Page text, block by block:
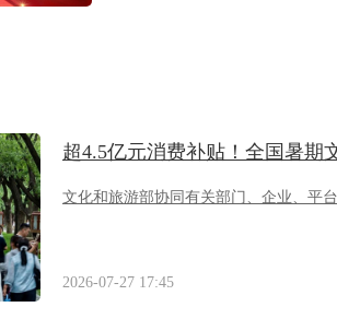
超4.5亿元消费补贴！全国暑期
文化和旅游部协同有关部门、企业、平
2026-07-27 17:45